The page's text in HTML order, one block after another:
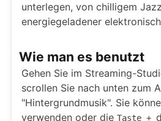
unterlegen, von chilligem
energiegeladener
Wie man es benutzt
Gehen Sie im Streaming-
scrollen Sie nach unten zum
"Hintergrundmusik". Sie
verwenden oder die Taste +